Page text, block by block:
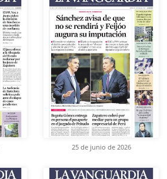
25 de junio de 2026